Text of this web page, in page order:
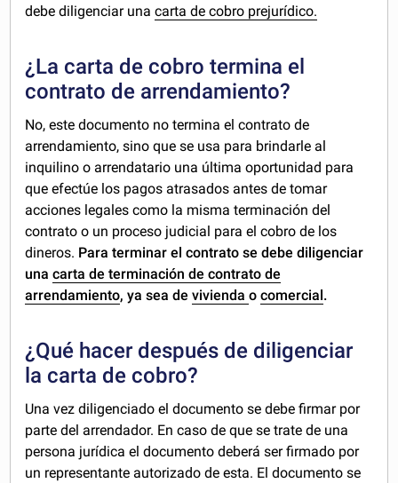
debe diligenciar unacarta de cobro prejurídico.
¿La carta de cobro termina el
contrato de arrendamiento?
No, este documento no termina el contrato de
arrendamiento, sino que se usa para brindarle al
inquilino o arrendatario una última oportunidad para
que efectúe los pagos atrasados antes de tomar
acciones legales como la misma terminación del
contrato o un proceso judicial para el cobro de los
dineros. Para terminar el contrato se debe diligenciar
unacarta de terminación de contrato de
arrendamiento, ya sea deviviendaocomercial .
¿Qué hacer después de diligenciar
la carta de cobro?
Una vez diligenciado el documento se debe firmar por
parte del arrendador. En caso de que se trate de una
persona jurídica el documento deberá ser firmado por
un representante autorizado de esta. El documento se